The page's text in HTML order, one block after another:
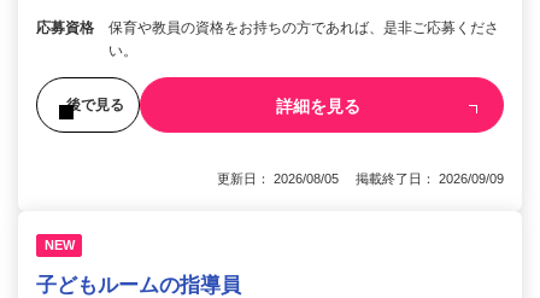
応募資格
保育や教員の資格をお持ちの方であれば、是非ご応募くださ
い。
後で見る 詳細を見る
更新日： 2026/08/05 掲載終了日： 2026/09/09
NEW
子どもルームの指導員